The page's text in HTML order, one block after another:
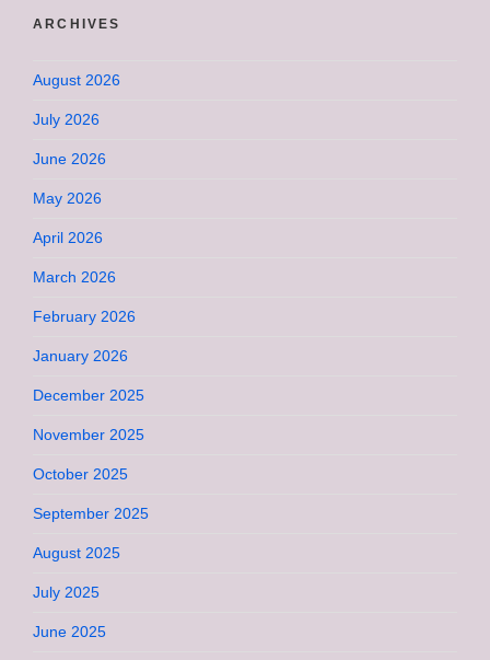
ARCHIVES
August 2026
July 2026
June 2026
May 2026
April 2026
March 2026
February 2026
January 2026
December 2025
November 2025
October 2025
September 2025
August 2025
July 2025
June 2025